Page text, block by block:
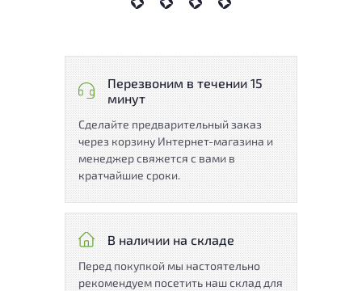
Перезвоним в течении 15
минут
Сделайте предварительный заказ
через корзину Интернет-магазина и
менеджер свяжется с вами в
кратчайшие сроки.
В наличии на складе
Перед покупкой мы настоятельно
рекомендуем посетить наш склад для